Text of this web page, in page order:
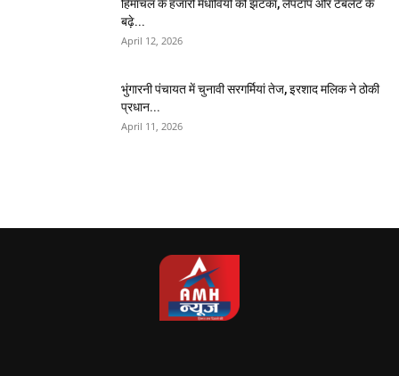
हिमाचल के हजारों मेधावियों को झटका, लैपटॉप और टैबलेट के
बढ़े...
April 12, 2026
भुंगारनी पंचायत में चुनावी सरगर्मियां तेज, इरशाद मलिक ने ठोकी
प्रधान...
April 11, 2026